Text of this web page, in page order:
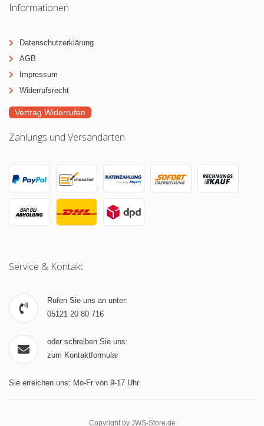
Informationen
Datenschutzerklärung
AGB
Impressum
Widerrufsrecht
Vertrag Widerrufen
Zahlungs und Versandarten
Service & Kontakt
Rufen Sie uns an unter:
05121 20 80 716
oder schreiben Sie uns:
zum Kontaktformular
Sie erreichen uns: Mo-Fr von 9-17 Uhr
Copyright by JWS-Store.de